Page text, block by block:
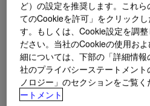
とはDOWSIL™ X3-6211
1成分形、UV硬化型シリコー
性、低温でもゲルの柔らかさ
の封止またはコーティングに
ど）の設定を推奨します。これ
てのCookieを許可」をクリック
す。もしくは、Cookie設定を調
ださい。当社のCookieの使用お
細については、下部の「詳細情
社のプライバシーステートメン
ノロジー」のセクションをご覧く
ートメント